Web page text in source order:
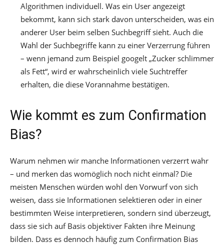
Algorithmen individuell. Was ein User angezeigt
bekommt, kann sich stark davon unterscheiden, was ein
anderer User beim selben Suchbegriff sieht. Auch die
Wahl der Suchbegriffe kann zu einer Verzerrung führen
– wenn jemand zum Beispiel googelt „Zucker schlimmer
als Fett“, wird er wahrscheinlich viele Suchtreffer
erhalten, die diese Vorannahme bestätigen.
Wie kommt es zum Confirmation
Bias?
Warum nehmen wir manche Informationen verzerrt wahr
– und merken das womöglich noch nicht einmal? Die
meisten Menschen würden wohl den Vorwurf von sich
weisen, dass sie Informationen selektieren oder in einer
bestimmten Weise interpretieren, sondern sind überzeugt,
dass sie sich auf Basis objektiver Fakten ihre Meinung
bilden. Dass es dennoch häufig zum Confirmation Bias